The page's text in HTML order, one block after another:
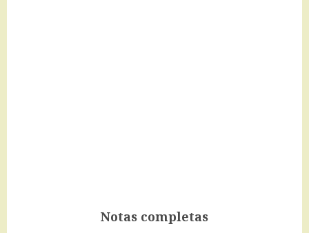
Notas completas